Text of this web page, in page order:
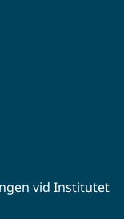
vid Institutet